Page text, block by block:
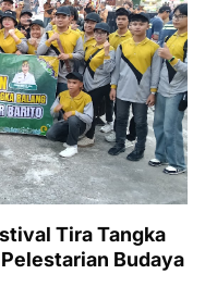
Tira Tangka
Budaya